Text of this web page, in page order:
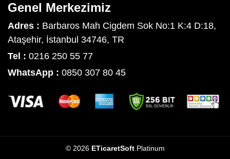
Genel Merkezimiz
Adres : Barbaros Mah Cigdem Sok No:1 K:4 D:18,
Ataşehir, İstanbul 34746, TR
Tel : 0216 250 55 77
WhatsApp : 0850 307 80 45
© 2026 ETicaretSoft Platinum